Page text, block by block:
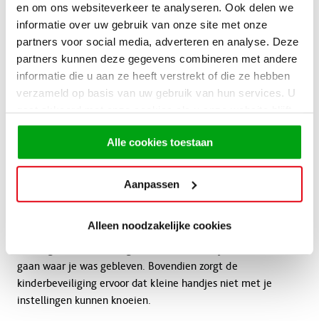
en om ons websiteverkeer te analyseren. Ook delen we
informatie over uw gebruik van onze site met onze
partners voor social media, adverteren en analyse. Deze
partners kunnen deze gegevens combineren met andere
informatie die u aan ze heeft verstrekt of die ze hebben
verzameld op basis van uw gebruik van hun services. U
gaat akkoord met onze cookies als u onze website blijft
gebruiken.
Alle cookies toestaan
Aanpassen
Alleen noodzakelijke cookies
Naast de slimme technologie, heeft de BOSCH
inductiekookplaat ook een strak design. Het aflopende front
en de metalen strips aan de zijkanten zorgen voor een
moderne uitstraling die in elke keuken past.
Slimme features die je
helpen in het dagelijks leven
De BOSCH inductiekookplaat maakt je leven niet alleen
makkelijker tijdens het koken, maar ook erna. Met de
ongeluk de kookplaat uitzet. Binnen vier seconden worden je
gaan waar je was gebleven. Bovendien zorgt de
kinderbeveiliging ervoor dat kleine handjes niet met je
instellingen kunnen knoeien.